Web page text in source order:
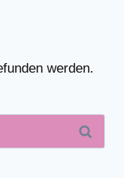
werden.